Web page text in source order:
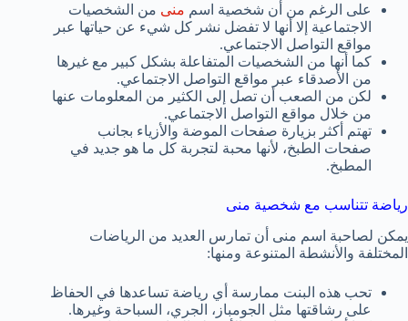
على الرغم من أن شخصية اسم منى من الشخصيات
الاجتماعية إلا أنها لا تفضل نشر كل شيء عن حياتها عبر
مواقع التواصل الاجتماعي.
كما أنها من الشخصيات المتفاعلة بشكل كبير مع غيرها
من الأصدقاء عبر مواقع التواصل الاجتماعي.
لكن من الصعب أن تصل إلى الكثير من المعلومات عنها
من خلال مواقع التواصل الاجتماعي.
تهتم أكثر بزيارة صفحات الموضة والأزياء بجانب
صفحات الطبخ، لأنها محبة لتجربة كل ما هو جديد في
المطبخ.
رياضة تتناسب مع شخصية منى
يمكن لصاحبة اسم منى أن تمارس العديد من الرياضات
المختلفة والأنشطة المتنوعة ومنها:
تحب هذه البنت ممارسة أي رياضة تساعدها في الحفاظ
على رشاقتها مثل الجومباز، الجري، السباحة وغيرها.